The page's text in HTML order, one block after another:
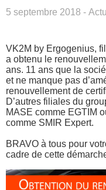
5 septembre 2018 -
VK2M by Ergogenius,
a obtenu le
ans. 11 ans que la
et ne manque pas
renouvellement de
D’autres filiales du
MASE comme EGTIM
comme SMIR Expert.
BRAVO à tous pour
cadre de cette